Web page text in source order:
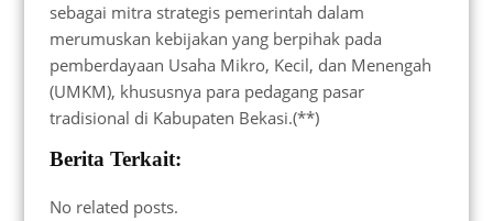
sebagai mitra strategis pemerintah dalam
merumuskan kebijakan yang berpihak pada
pemberdayaan Usaha Mikro, Kecil, dan Menengah
(UMKM), khususnya para pedagang pasar
tradisional di Kabupaten Bekasi.(**)
Berita Terkait:
No related posts.